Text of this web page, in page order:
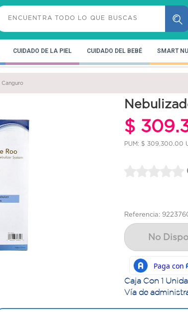
CUIDADO DE LA PIEL CUIDADO DEL BEBÉ SMART
Canguro
$
PUM: $ 309,300.00
Referencia:
No
Caja Con 1
Vía de